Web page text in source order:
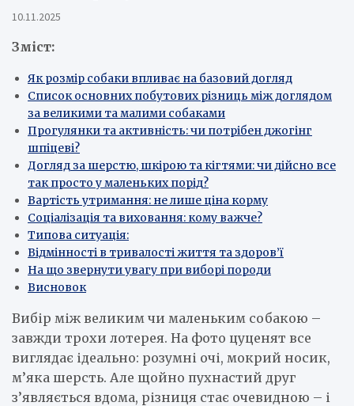
10.11.2025
Зміст:
Як розмір собаки впливає на базовий догляд
Список основних побутових різниць між доглядом
за великими та малими собаками
Прогулянки та активність: чи потрібен джогінг
шпіцеві?
Догляд за шерстю, шкірою та кігтями: чи дійсно все
так просто у маленьких порід?
Вартість утримання: не лише ціна корму
Соціалізація та виховання: кому важче?
Типова ситуація:
Відмінності в тривалості життя та здоров’ї
На що звернути увагу при виборі породи
Висновок
Вибір між великим чи маленьким собакою –
завжди трохи лотерея. На фото цуценят все
виглядає ідеально: розумні очі, мокрий носик,
м’яка шерсть. Але щойно пухнастий друг
з’являється вдома, різниця стає очевидною – і